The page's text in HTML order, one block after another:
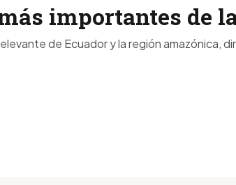
importantes de
de Ecuador y la región amazónica,